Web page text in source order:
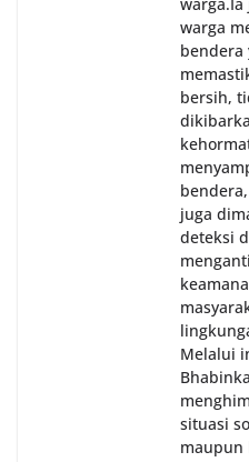
warga
bendera
bersih,
juga
deteksi
Melalui
situasi
maupun